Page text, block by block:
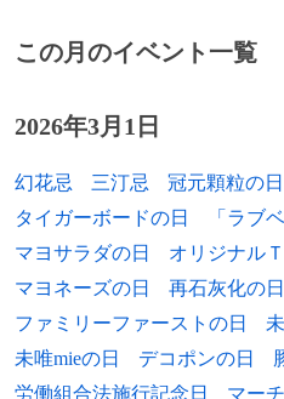
1928年
千葉県旭村で火
家120戸、189棟
1921年 ロシアが新経済
1919年
ハンガリー・ソ
る。8月6日に崩
1918年
第一次世界大戦
1910年 佐賀潜、推理作
家（+ 1990年）
1915年 松平永芳、靖国
1915年 イリナ・ユスポ
ポフの娘（+
1993年 神永昭夫、柔道
1997年
ウィルバート・
（* 1911年）
1998年 寺井直次、漆芸
1998年 ガリーナ・ウラ
2001年
鄭周永、実業家
1915年）
この月のイベント一覧
2026年3月1日
幻花忌 三汀忌 冠元顆粒の日
タイガーボードの日
「ラブ
マヨサラダの日
オリジナル
マヨネーズの日
再石灰化の日
ファミリーファーストの日
未唯mieの日
デコポンの日
労働組合法施行記念日
マー